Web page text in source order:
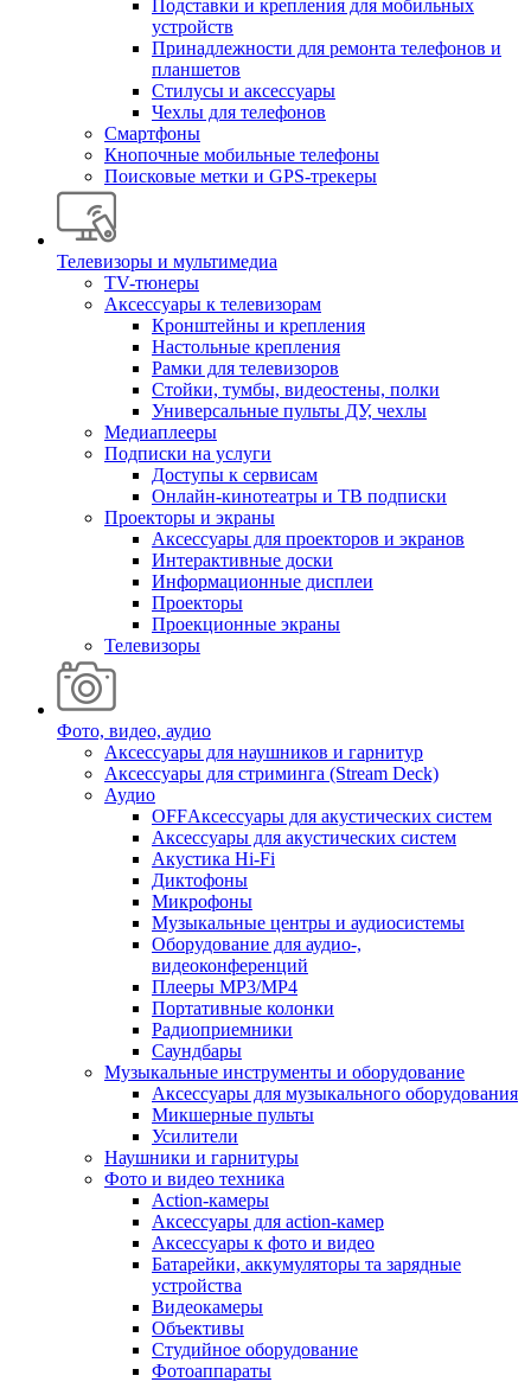
Подставки и крепления для мобильных
устройств
Принадлежности для ремонта телефонов и
планшетов
Стилусы и аксессуары
Чехлы для телефонов
Смартфоны
Кнопочные мобильные телефоны
Поисковые метки и GPS-трекеры
Телевизоры и мультимедиа
TV-тюнеры
Аксессуары к телевизорам
Кронштейны и крепления
Настольные крепления
Рамки для телевизоров
Стойки, тумбы, видеостены, полки
Универсальные пульты ДУ, чехлы
Медиаплееры
Подписки на услуги
Доступы к сервисам
Онлайн-кинотеатры и ТВ подписки
Проекторы и экраны
Аксессуары для проекторов и экранов
Интерактивные доски
Информационные дисплеи
Проекторы
Проекционные экраны
Телевизоры
Фото, видео, аудио
Аксессуары для наушников и гарнитур
Аксессуары для стриминга (Stream Deck)
Аудио
OFFАксессуары для акустических систем
Аксессуары для акустических систем
Акустика Hi-Fi
Диктофоны
Микрофоны
Музыкальные центры и аудиосистемы
Оборудование для аудио-,
видеоконференций
Плееры MP3/MP4
Портативные колонки
Радиоприемники
Саундбары
Музыкальные инструменты и оборудование
Аксессуары для музыкального оборудования
Микшерные пульты
Усилители
Наушники и гарнитуры
Фото и видео техника
Action-камеры
Аксессуары для action-камер
Аксессуары к фото и видео
Батарейки, аккумуляторы та зарядные
устройства
Видеокамеры
Объективы
Студийное оборудование
Фотоаппараты